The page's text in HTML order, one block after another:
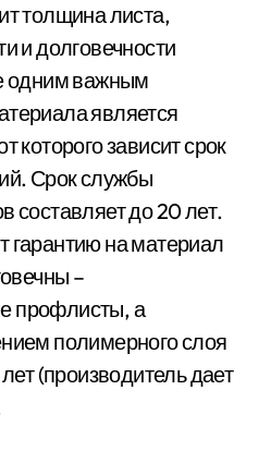
толщина листа,
и долговечности
одним важным
является
которого зависит срок
Срок службы
составляет до 20 лет.
гарантию на материал
–
профлисты, а
полимерного слоя
(производитель дает